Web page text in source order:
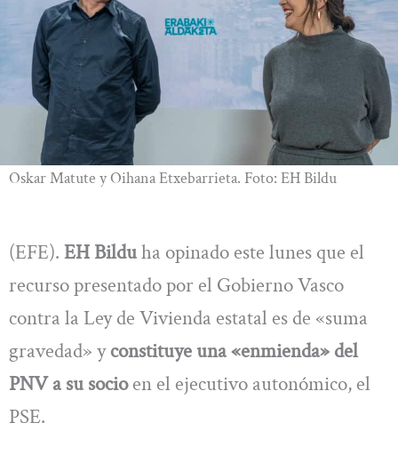
Oskar Matute y Oihana Etxebarrieta. Foto: EH Bildu
(EFE). EH Bilduha opinado este lunes que el
recurso presentado por el Gobierno Vasco
contra la Ley de Vivienda estatal es de «suma
gravedad» yconstituye una «enmienda» del
PNV a su socioen el ejecutivo autonómico, el
PSE.